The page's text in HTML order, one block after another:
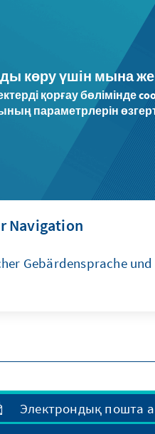
көру үшін мына
қорғау бөлімінде
параметрлерін
Navigation
Gebärdensprache
Электрондық пошта